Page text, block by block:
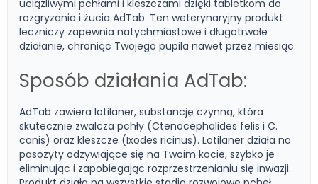
uciążliwymi pchłami i kleszczami dzięki tabletkom do
rozgryzania i żucia AdTab. Ten weterynaryjny produkt
leczniczy zapewnia natychmiastowe i długotrwałe
działanie, chroniąc Twojego pupila nawet przez miesiąc.
Sposób działania AdTab:
AdTab zawiera lotilaner, substancję czynną, która
skutecznie zwalcza pchły (Ctenocephalides felis i C.
canis) oraz kleszcze (Ixodes ricinus). Lotilaner działa na
pasożyty odżywiające się na Twoim kocie, szybko je
eliminując i zapobiegając rozprzestrzenianiu się inwazji.